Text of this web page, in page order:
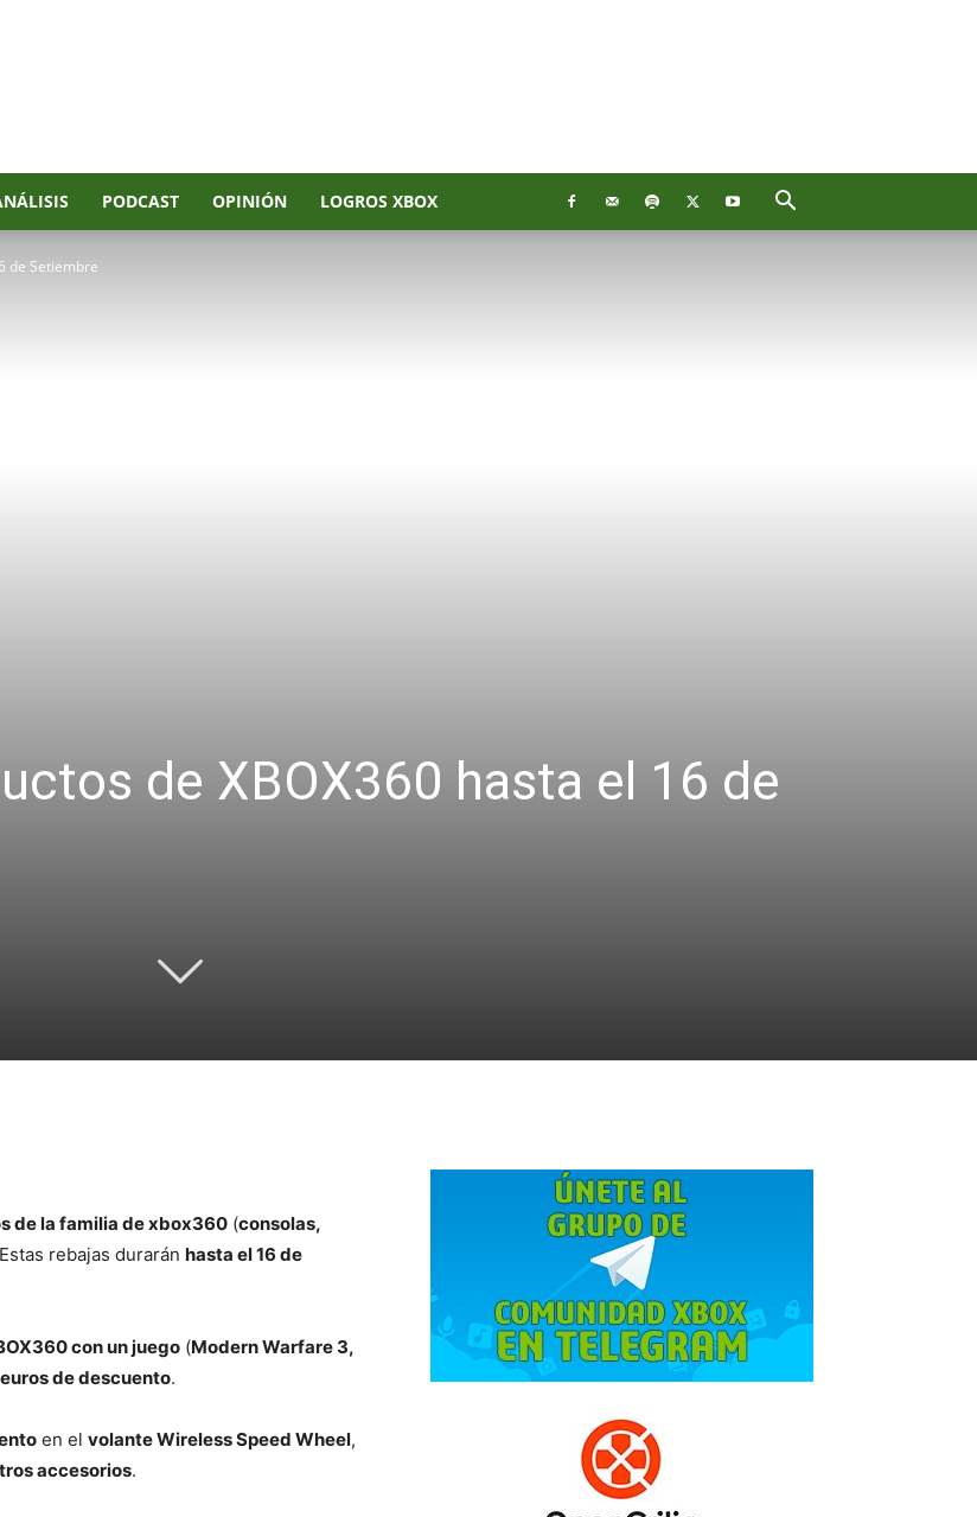
PODCAST OPINIÓN LOGROS XBOX
de Setiembre
de XBOX360 hasta el 16 de
de la familia de xbox360 (consolas,
rebajas durarán hasta el 16 de
con un juego (Modern Warfare 3,
de descuento.
en el volante Wireless Speed Wheel,
accesorios.